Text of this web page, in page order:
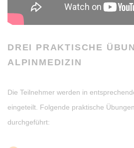
DREI PRAKTISCHE
ALPINMEDIZIN
Die Teilnehmer werden in
eingeteilt. Folgende praktische
durchgeführt: